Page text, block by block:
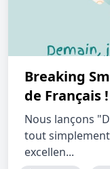
Breaking
de Français !
Nous lançons
tout
excellen...